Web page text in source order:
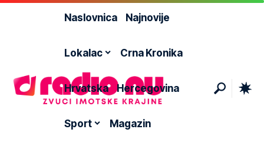
Naslovnica Najnovije
Lokalac Crna Kronika
Hrvatska Hercegovina
Sport Magazin